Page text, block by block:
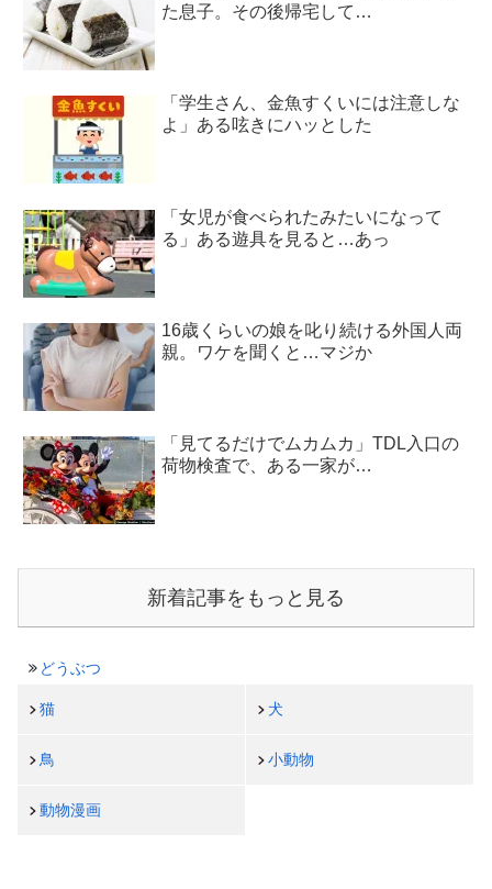
た息子。その後帰宅して…
「学生さん、金魚すくいには注意しな
よ」ある呟きにハッとした
「女児が食べられたみたいになって
る」ある遊具を見ると…あっ
16歳くらいの娘を叱り続ける外国人両
親。ワケを聞くと…マジか
「見てるだけでムカムカ」TDL入口の
荷物検査で、ある一家が…
新着記事をもっと見る
どうぶつ
猫 犬
鳥 小動物
動物漫画